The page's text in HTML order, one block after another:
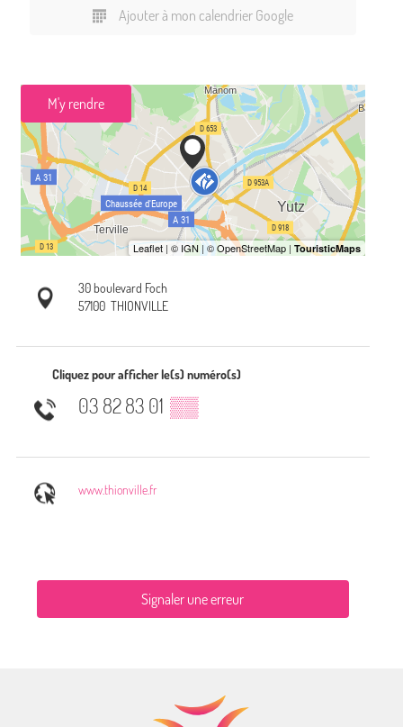
Ajouter à mon calendrier Google
M'y rendre
30 boulevard Foch
57100 THIONVILLE
Cliquez pour afficher le(s) numéro(s)
03 82 83 01 ▒▒
www.thionville.fr
Signaler une erreur